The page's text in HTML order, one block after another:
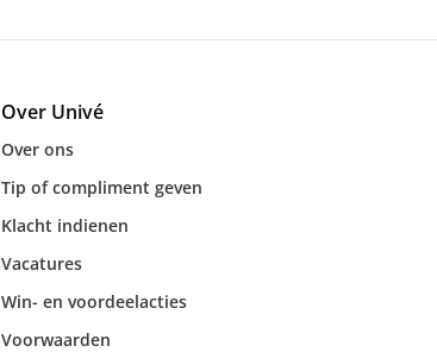
Over Univé
Over ons
Tip of compliment geven
Klacht indienen
Vacatures
Win- en voordeelacties
Voorwaarden